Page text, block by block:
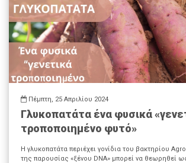
Πέμπτη, 25 Απριλίου 2024
Γλυκοπατάτα ένα φυσικά
τροποποιημένο φυτό»
Η γλυκοπατάτα περιέχει γονίδια του βακτηρίου
της παρουσίας «ξένου DNA» μπορεί να θεωρηθεί